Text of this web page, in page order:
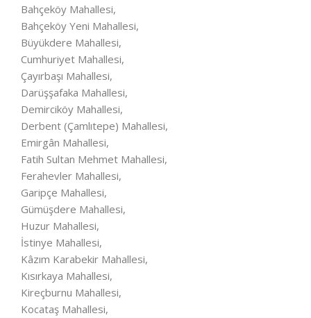
Bahçeköy Mahallesi,
Bahçeköy Yeni Mahallesi,
Büyükdere Mahallesi,
Cumhuriyet Mahallesi,
Çayırbaşı Mahallesi,
Darüşşafaka Mahallesi,
Demirciköy Mahallesi,
Derbent (Çamlıtepe) Mahallesi,
Emirgân Mahallesi,
Fatih Sultan Mehmet Mahallesi,
Ferahevler Mahallesi,
Garipçe Mahallesi,
Gümüşdere Mahallesi,
Huzur Mahallesi,
İstinye Mahallesi,
Kâzım Karabekir Mahallesi,
Kısırkaya Mahallesi,
Kireçburnu Mahallesi,
Kocataş Mahallesi,